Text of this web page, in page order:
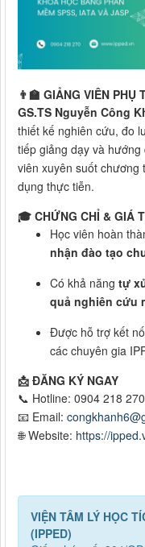
👨‍🏫 GIẢNG VIÊN PHỤ
GS.TS Nguyễn Công
thiết kế nghiên cứu, đo
tiếp giảng dạy và
viên xuyên suốt chương
dụng thực tiễn.
🎓 CHỨNG CHỈ & GIÁ
Học viên hoàn
nhận đào tạo
Có khả năng tự
quả nghiên cứu
Được hỗ trợ kết
các chuyên gia
📩 ĐĂNG KÝ NGAY
📞 Hotline: 0904 218 270
📧 Email:
🌐 Website: https://
VIỆN TÂM LÝ HỌC
(IPPED)